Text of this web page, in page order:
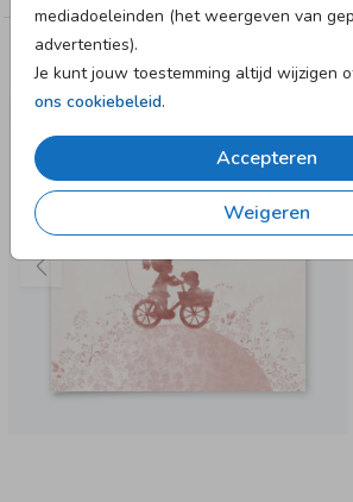
mediadoeleinden (het weergeven van
advertenties).
Je kunt jouw toestemming altijd wijzigen
ons cookiebeleid.
Accepteren
Weigeren
Deze designs vind je misschien
GEBOORTEKAARTJE